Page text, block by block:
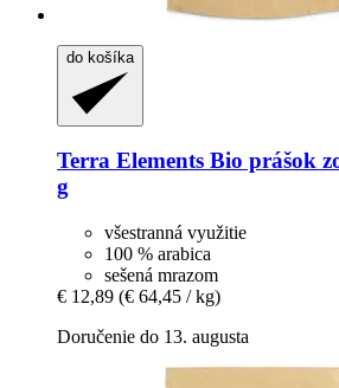
do košíka
Terra Elements Bio prášok
g
všestranná využitie
100 % arabica
sešená mrazom
€ 12,89 (€ 64,45 / kg)
Doručenie do 13. augusta